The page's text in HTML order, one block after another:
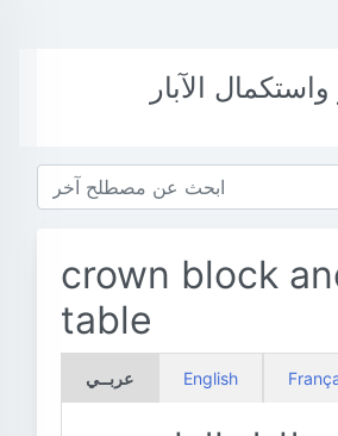
الآبار
crown block
table
عربــي English